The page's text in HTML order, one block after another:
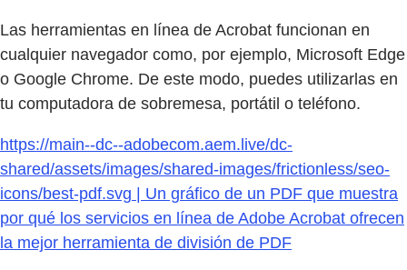
Las herramientas en línea de Acrobat funcionan en
cualquier navegador como, por ejemplo, Microsoft Edge
o Google Chrome. De este modo, puedes utilizarlas en
tu computadora de sobremesa, portátil o teléfono.
https://main--dc--adobecom.aem.live/dc-
shared/assets/images/shared-images/frictionless/seo-
icons/best-pdf.svg | Un gráfico de un PDF que muestra
por qué los servicios en línea de Adobe Acrobat ofrecen
la mejor herramienta de división de PDF